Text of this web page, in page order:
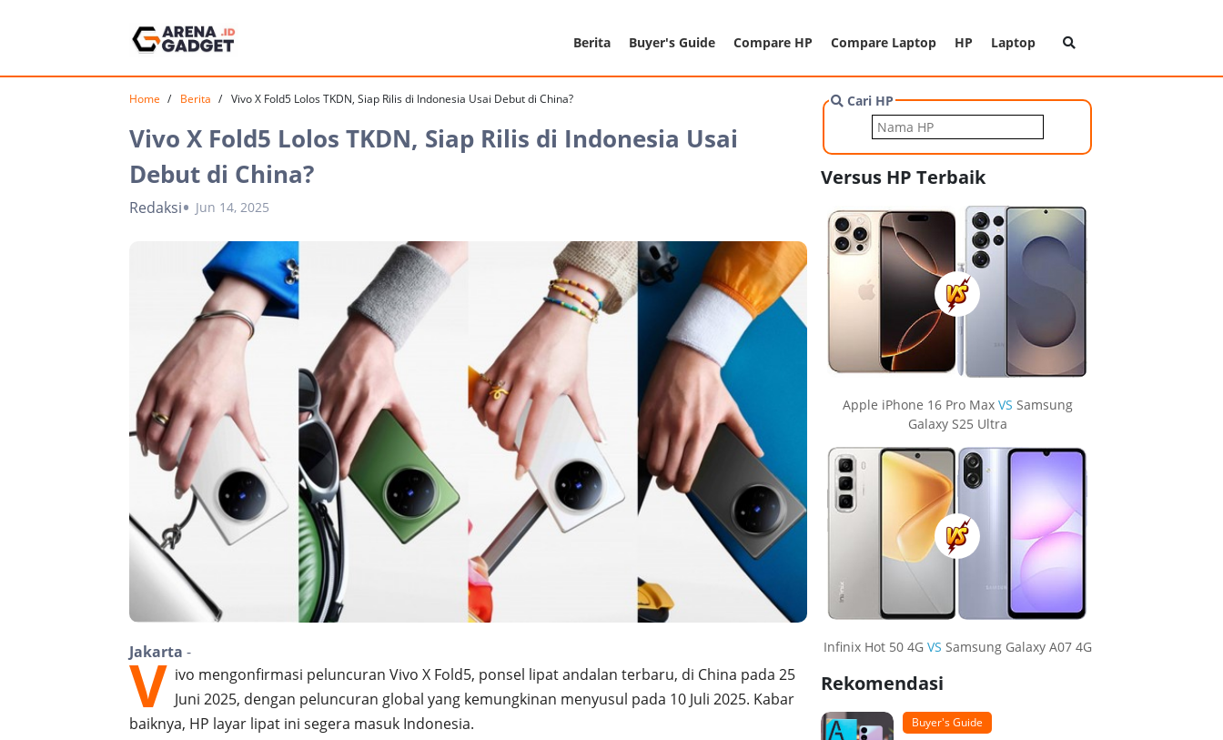
Berita Buyer's Guide Compare HP Compare Laptop HP Laptop
Home Berita Vivo X Fold5 Lolos TKDN, Siap Rilis di Indonesia Usai Debut di China?
Vivo X Fold5 Lolos TKDN, Siap Rilis di Indonesia Usai
Debut di China?
Redaksi Jun 14, 2025
Jakarta -
V ivo mengonfirmasi peluncuran Vivo X Fold5, ponsel lipat andalan terbaru, di China pada 25
Juni 2025, dengan peluncuran global yang kemungkinan menyusul pada 10 Juli 2025. Kabar
baiknya, HP layar lipat ini segera masuk Indonesia.
Cari HP
Versus HP Terbaik
Apple iPhone 16 Pro Max VS Samsung
Galaxy S25 Ultra
Infinix Hot 50 4G VS Samsung Galaxy A07 4G
Rekomendasi
Buyer's Guide